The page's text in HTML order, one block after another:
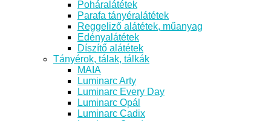
Poháralátétek
Parafa tányéralátétek
Reggeliző alátétek, műanyag
Edényalátétek
Díszítő alátétek
Tányérok, tálak, tálkák
MAIA
Luminarc Arty
Luminarc Every Day
Luminarc Opál
Luminarc Cadix